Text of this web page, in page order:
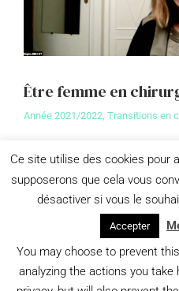
Être femme en
Année 2021/2022 Transitions en
les chirurgiennes femmes
exceptions statistiques » au
le…
Ce site utilise des cookies pour
supposerons que cela vous
désactiver si vous le
Accepter
You may choose to prevent
analyzing the actions you